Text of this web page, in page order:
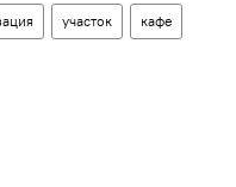
участок кафе